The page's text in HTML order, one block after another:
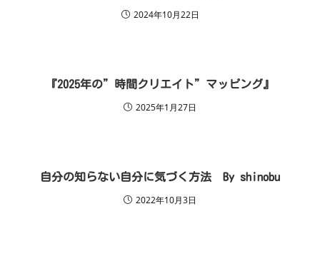
2024年10月22日
『2025年の”時間クリエイト”マッピング』
2025年1月27日
自分の知らない自分に気づく方法 By shinobu
2022年10月3日